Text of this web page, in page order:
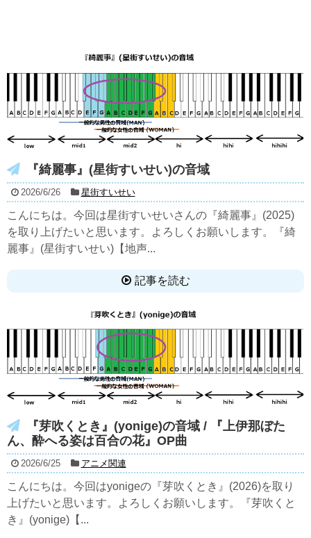
『綺麗事』(星街すいせい)の音域
2026/6/26 星街すいせい
こんにちは。今回は星街すいせいさんの『綺麗事』(2025)
を取り上げたいと思います。よろしくお願いします。『綺
麗事』(星街すいせい)【地声...
記事を読む
『芽吹くとき』(yonige)の音域 / 『上伊那ぼた
ん、酔へる姿は百合の花』OP曲
2026/6/25 アニメ関連
こんにちは。今回はyonigeの『芽吹くとき』(2026)を取り
上げたいと思います。よろしくお願いします。『芽吹くと
き』(yonige)【...